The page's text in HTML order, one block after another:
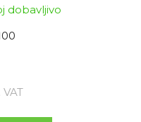
dobavljivo
Measure price: